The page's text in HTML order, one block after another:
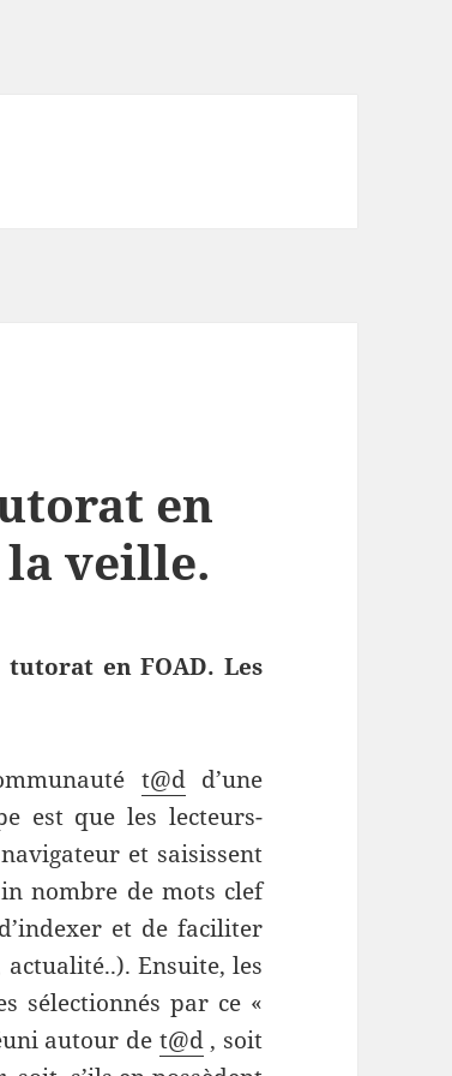
en
la veille.
en FOAD. Les
t@dd’une
est que les lecteurs-
et saisissent
nombre de mots clef
et de faciliter
Ensuite, les
sélectionnés par ce «
autour de t@d, soit